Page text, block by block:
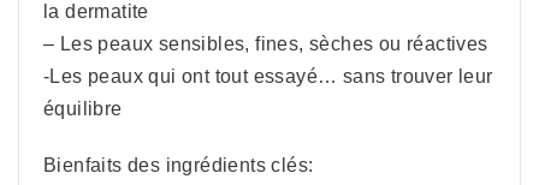
la dermatite
– Les peaux sensibles, fines, sèches ou réactives
-Les peaux qui ont tout essayé… sans trouver leur
équilibre
Bienfaits des ingrédients clés: